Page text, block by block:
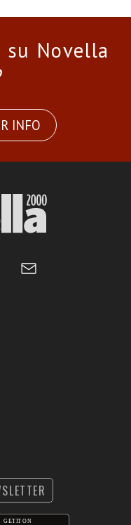
Novella
INFO